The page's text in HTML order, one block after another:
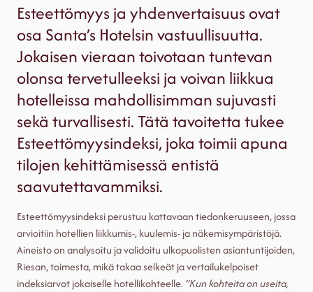
Esteettömyys ja yhdenvertaisuus ovat
osa Santa’s Hotelsin vastuullisuutta.
Jokaisen vieraan toivotaan tuntevan
olonsa tervetulleeksi ja voivan liikkua
hotelleissa mahdollisimman sujuvasti
sekä turvallisesti. Tätä tavoitetta tukee
Esteettömyysindeksi, joka toimii apuna
tilojen kehittämisessä entistä
saavutettavammiksi.
Esteettömyysindeksi perustuu kattavaan tiedonkeruuseen, jossa
arvioitiin hotellien liikkumis-, kuulemis- ja näkemisympäristöjä.
Aineisto on analysoitu ja validoitu ulkopuolisten asiantuntijoiden,
Riesan, toimesta, mikä takaa selkeät ja vertailukelpoiset
indeksiarvot jokaiselle hotellikohteelle.”Kun kohteita on useita,